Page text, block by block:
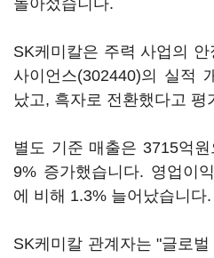
돌아섰습니다.
SK케미칼은 주력 사업의
사이언스(302440)의 실적
났고, 흑자로 전환했다고 평
별도 기준 매출은 3715억
9% 증가했습니다. 영업이
에 비해 1.3% 늘어났습니다.
SK케미칼 관계자는 "글로